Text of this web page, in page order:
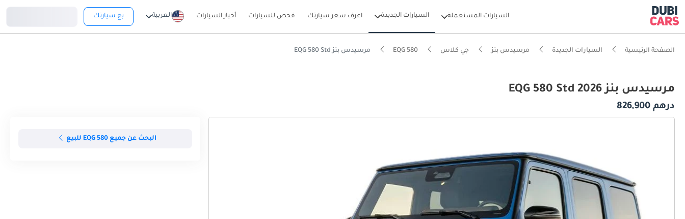
السيارات المستعملة السيارات الجديدة اعرف سعر سيارتك فحص للسيارات أخبار السيارات العربية بع سيارتك
الصفحة الرئيسية السيارات الجديدة مرسيدس بنز جي كلاس EQG 580 مرسيدس بنز EQG 580 Std
مرسيدس بنز EQG 580 Std 2026
درهم 826,900
البحث عن جميع EQG 580 للبيع